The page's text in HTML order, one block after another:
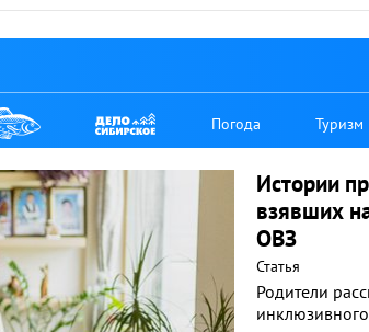
Погода Туризм
Истории
взявших
ОВЗ
Статья
Родители